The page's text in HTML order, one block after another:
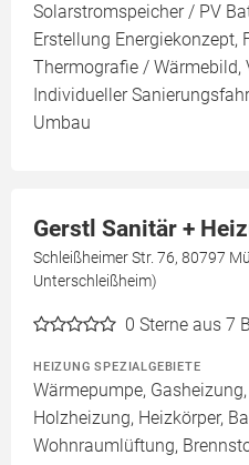
Solarstromspeicher / PV
Erstellung Energiekonzept,
Thermografie / Wärmebild,
Individueller
Umbau
Gerstl Sanitär +
Schleißheimer Str. 76, 80797
Unterschleißheim)
0 Sterne aus 7
HEIZUNG SPEZIALGEBIETE
Wärmepumpe,
Holzheizung, Heizkörper,
Wohnraumlüftung,